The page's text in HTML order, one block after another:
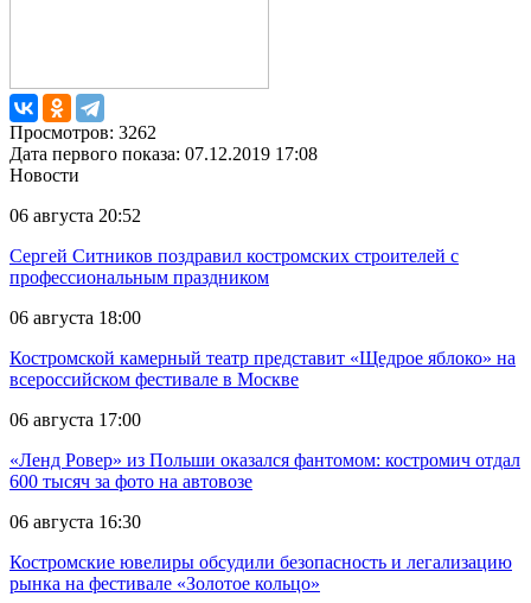
Просмотров: 3262
Дата первого показа: 07.12.2019 17:08
Новости
06 августа 20:52
Сергей Ситников поздравил костромских строителей с
профессиональным праздником
06 августа 18:00
Костромской камерный театр представит «Щедрое яблоко» на
всероссийском фестивале в Москве
06 августа 17:00
«Ленд Ровер» из Польши оказался фантомом: костромич отдал
600 тысяч за фото на автовозе
06 августа 16:30
Костромские ювелиры обсудили безопасность и легализацию
рынка на фестивале «Золотое кольцо»